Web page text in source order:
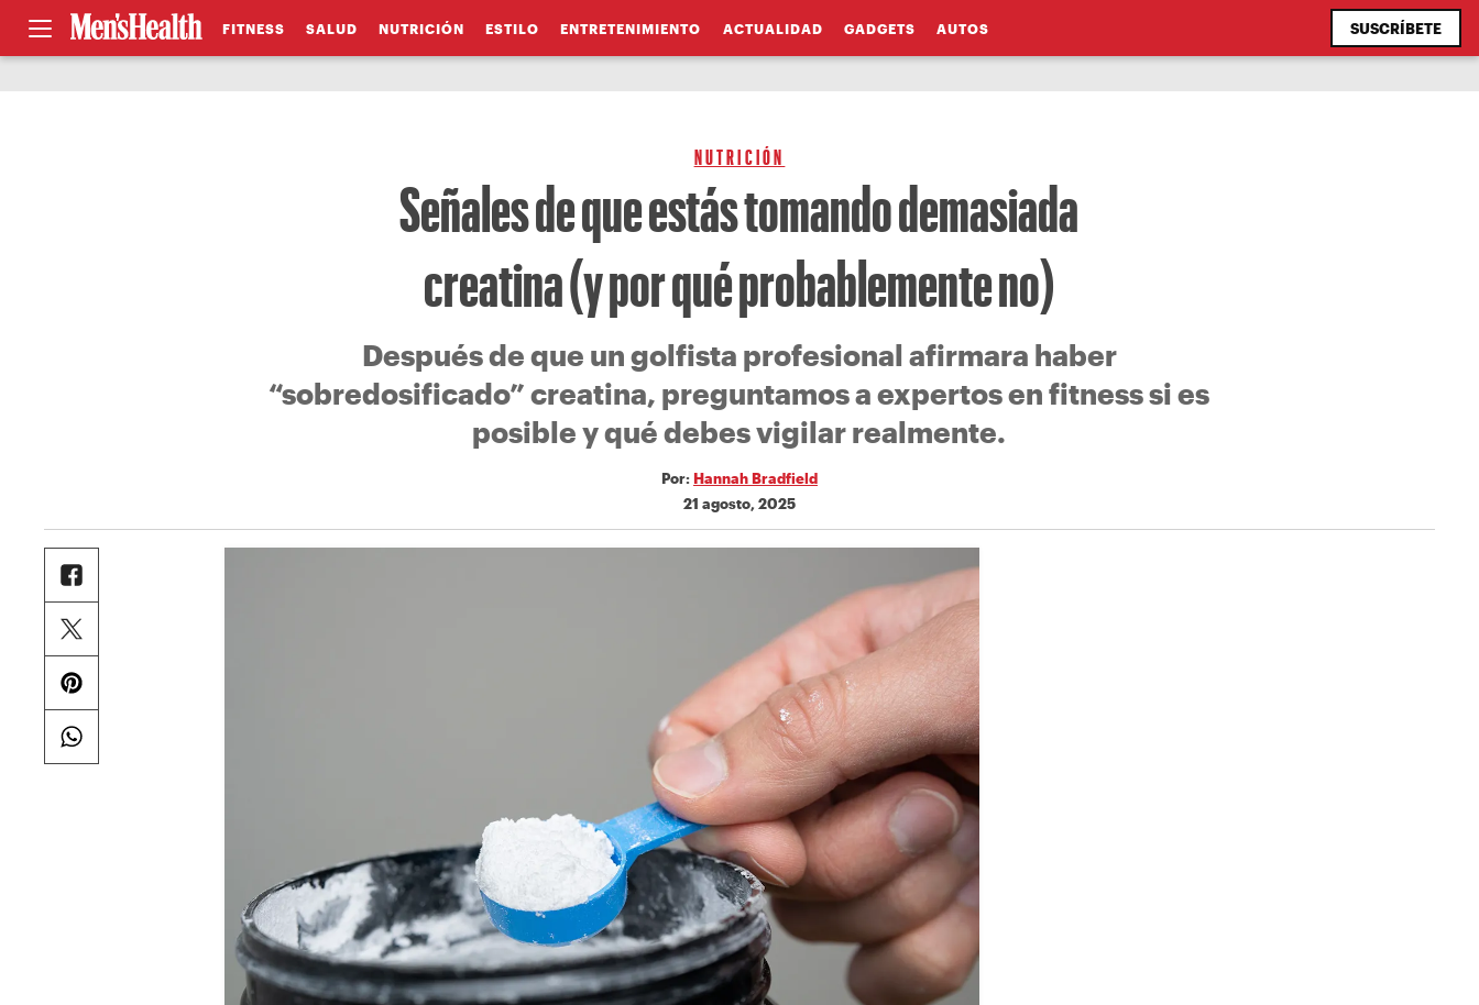
FITNESS SALUD NUTRICIÓN ESTILO ENTRETENIMIENTO ACTUALIDAD GADGETS AUTOS SUSCRÍBETE
NUTRICIÓN
Señales de que estás tomando demasiada
creatina (y por qué probablemente no)
Después de que un golfista profesional afirmara haber
“sobredosificado” creatina, preguntamos a expertos en fitness si es
posible y qué debes vigilar realmente.
Por: Hannah Bradfield
21 agosto, 2025